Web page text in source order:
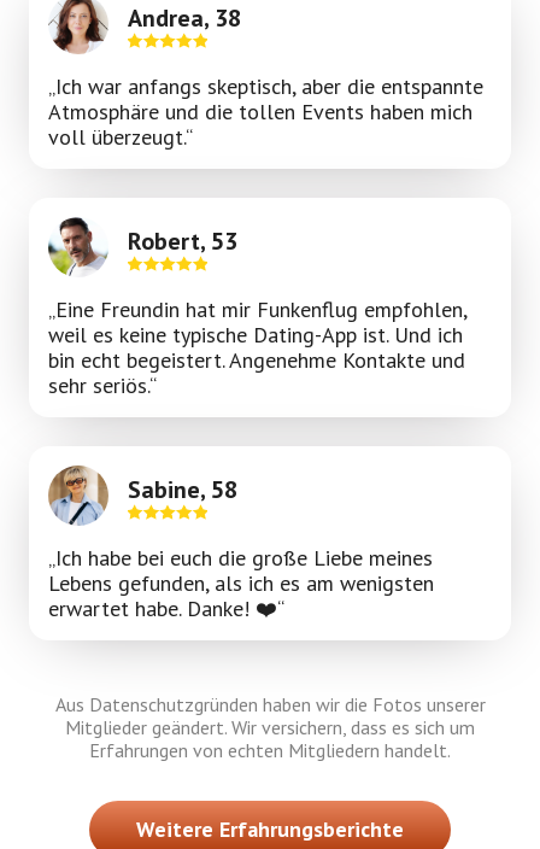
Andrea, 38
„Ich war anfangs skeptisch, aber die entspannte
Atmosphäre und die tollen Events haben mich
voll überzeugt.“
Robert, 53
„Eine Freundin hat mir Funkenflug empfohlen,
weil es keine typische Dating-App ist. Und ich
bin echt begeistert. Angenehme Kontakte und
sehr seriös.“
Sabine, 58
„Ich habe bei euch die große Liebe meines
Lebens gefunden, als ich es am wenigsten
erwartet habe. Danke! ❤️“
Aus Datenschutzgründen haben wir die Fotos unserer
Mitglieder geändert. Wir versichern, dass es sich um
Erfahrungen von echten Mitgliedern handelt.
Weitere Erfahrungsberichte